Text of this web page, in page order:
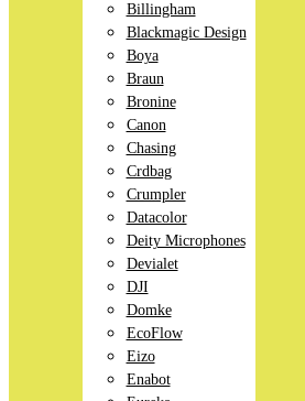
Billingham
Blackmagic Design
Boya
Braun
Bronine
Canon
Chasing
Crdbag
Crumpler
Datacolor
Deity Microphones
Devialet
DJI
Domke
EcoFlow
Eizo
Enabot